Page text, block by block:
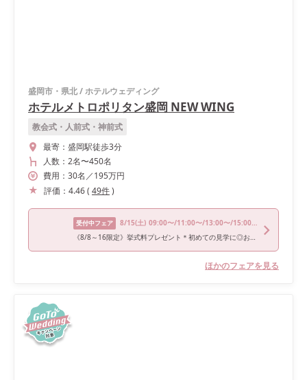
盛岡市・県北/ホテルウェディング
ホテルメトロポリタン盛岡 NEW WING
教会式・人前式・神前式
最寄： 盛岡駅徒歩3分
人数： 2名〜450名
費用： 30名 ／195万円
評価： 4.46( 49件)
受付中フェア 8/15(土) 09:00〜/11:00〜/13:00〜/15:00〜/17:00〜
《8/8～16限定》挙式料プレゼント＊初めての見学に◎お盆相談会
ほかのフェアを見る